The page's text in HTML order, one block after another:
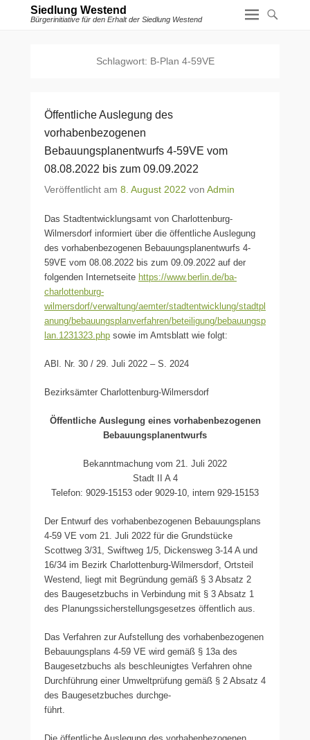
Siedlung Westend
Bürgerinitiative für den Erhalt der Siedlung Westend
Schlagwort: B-Plan 4-59VE
Öffentliche Auslegung des
vorhabenbezogenen
Bebauungsplanentwurfs 4-59VE vom
08.08.2022 bis zum 09.09.2022
Veröffentlicht am 8. August 2022 von Admin
Das Stadtentwicklungsamt von Charlottenburg-
Wilmersdorf informiert über die öffentliche Auslegung
des vorhabenbezogenen Bebauungsplanentwurfs 4-
59VE vom 08.08.2022 bis zum 09.09.2022 auf der
folgenden Internetseite https://www.berlin.de/ba-
charlottenburg-
wilmersdorf/verwaltung/aemter/stadtentwicklung/stadtpl
anung/bebauungsplanverfahren/beteiligung/bebauungsp
lan.1231323.php sowie im Amtsblatt wie folgt:
ABl. Nr. 30 / 29. Juli 2022 – S. 2024
Bezirksämter Charlottenburg-Wilmersdorf
Öffentliche Auslegung eines vorhabenbezogenen
Bebauungsplanentwurfs
Bekanntmachung vom 21. Juli 2022
Stadt II A 4
Telefon: 9029-15153 oder 9029-10, intern 929-15153
Der Entwurf des vorhabenbezogenen Bebauungsplans
4-59 VE vom 21. Juli 2022 für die Grundstücke
Scottweg 3/31, Swiftweg 1/5, Dickensweg 3-14 A und
16/34 im Bezirk Charlottenburg-Wilmersdorf, Ortsteil
Westend, liegt mit Begründung gemäß § 3 Absatz 2
des Baugesetzbuchs in Verbindung mit § 3 Absatz 1
des Planungssicherstellungsgesetzes öffentlich aus.
Das Verfahren zur Aufstellung des vorhabenbezogenen
Bebauungsplans 4-59 VE wird gemäß § 13a des
Baugesetzbuchs als beschleunigtes Verfahren ohne
Durchführung einer Umweltprüfung gemäß § 2 Absatz 4
des Baugesetzbuches durchge-
führt.